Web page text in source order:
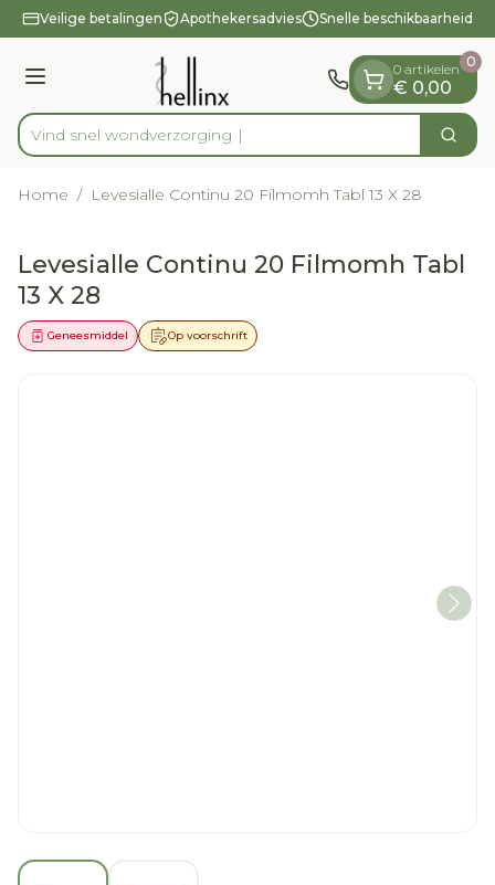
Ga naar de inhoud
1 van 1
Veilige betalingen Apothekersadvies Snelle beschikbaarheid
Menu
Product, merk, categorie...
Vind snel wondv Zoek
0 artikelen
€ 0,00
0
Home / Levesialle Continu 20 Filmomh Tabl 13 X 28
Levesialle Continu 20 Filmomh Tabl
13 X 28
Op voorschrift
Geneesmiddel
View larger image